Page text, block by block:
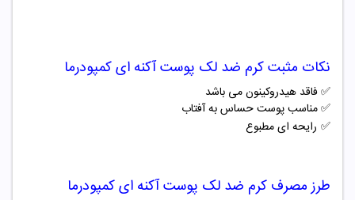
نکات مثبتکرم ضد لک پوست آکنه ای کمپودرما
✅ فاقد هیدروکینون می باشد
✅ مناسب پوست حساس به آفتاب
✅ رایحه ای مطبوع
طرز مصرف کرم ضد لک پوست آکنه ای کمپودرما